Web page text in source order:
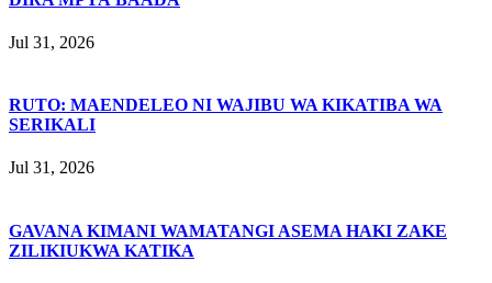
Jul 31, 2026
RUTO: MAENDELEO NI WAJIBU WA KIKATIBA WA
SERIKALI
Jul 31, 2026
GAVANA KIMANI WAMATANGI ASEMA HAKI ZAKE
ZILIKIUKWA KATIKA